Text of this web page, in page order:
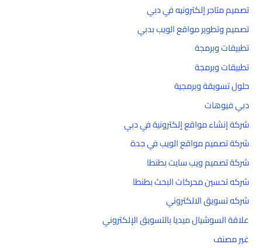
تصميم متاجر إلكترونيه في دبي
تصميم وتطوير مواقع الويب بدبي
تطبيقات وبرمجة
تطبيقات وبرمجة
حلول تسويقة وبرمجية
دبي فيوهات
شركة إنشاء مواقع إلكترونية في دبي
شركة تصميم مواقع الويب في جدة
شركة تصميم ويب سايت بطنطا
شركه تحسين محركات البحث بطنطا
شركه تسويق الالكتروني
علاقة السوشيال ميديا بالتسويق الإلكتروني
غير مصنف